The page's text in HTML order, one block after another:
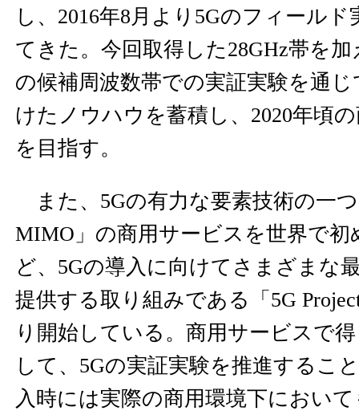
し、2016年8月より5Gのフィール
てきた。今回取得した28GHz帯を
の候補周波数帯での実証実験を通
けたノウハウを蓄積し、2020年頃
を目指す。
また、5Gの有力な要素技術の一
MIMO」の商用サービスを世界で初
ど、5Gの導入に向けてさまざまな
提供する取り組みである「5G
り開始している。商用サービスで
して、5Gの実証実験を推進するこ
入時には実際の商用環境下におい